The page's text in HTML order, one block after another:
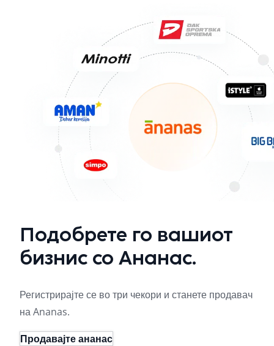
Подобрете го вашиот
бизнис со Ананас.
Регистрирајте се во три чекори и станете продавач
на Ananas.
Продавајте ананас